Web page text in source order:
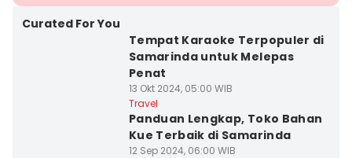
Curated For You
Tempat Karaoke Terpopuler di
Samarinda untuk Melepas
Penat
13 Okt 2024, 05:00 WIB
Travel
Panduan Lengkap, Toko Bahan
Kue Terbaik di Samarinda
12 Sep 2024, 06:00 WIB